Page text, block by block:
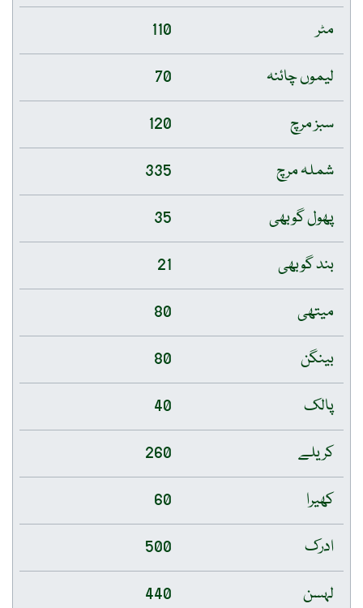
مٹر
110
لیموں چائنہ
70
سبز مرچ
120
شملہ مرچ
335
پھول گوبھی
35
بند گوبھی
21
میتھی
80
بینگن
80
پالک
40
کریلے
260
کھیرا
60
ادرک
500
لہسن
440